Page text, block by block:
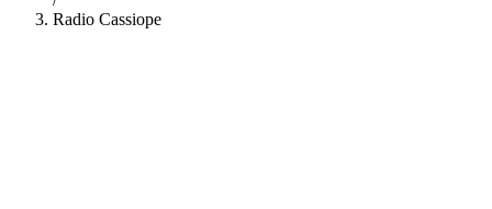
Radio Cassiope